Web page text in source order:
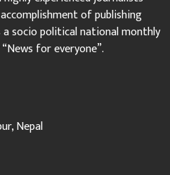
of publishing
a socio political national monthly
for everyone”.
Nepal